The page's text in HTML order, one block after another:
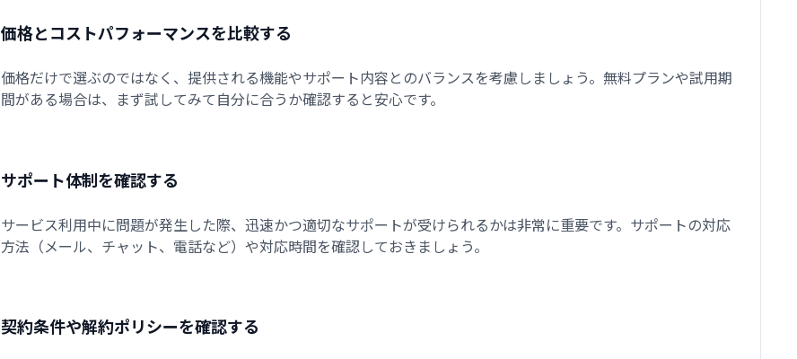
価格とコストパフォーマンスを比較する
価格だけで選ぶのではなく、提供される機能やサポート内容とのバランスを考慮しましょう。無料プランや試用期
間がある場合は、まず試してみて自分に合うか確認すると安心です。
サポート体制を確認する
サービス利用中に問題が発生した際、迅速かつ適切なサポートが受けられるかは非常に重要です。サポートの対応
方法（メール、チャット、電話など）や対応時間を確認しておきましょう。
契約条件や解約ポリシーを確認する